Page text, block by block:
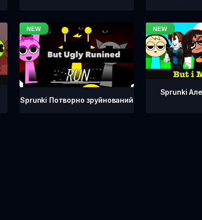
Sprunki Потворно зруйнований
Sprunki